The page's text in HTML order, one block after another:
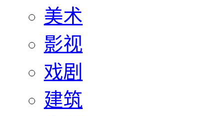
美术
影视
戏剧
建筑